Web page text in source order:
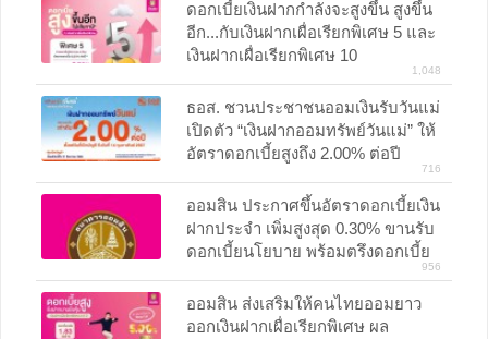
ดอกเบี้ยเงินฝากกำลังจะสูงขึ้น สูงขึ้น
อีก...กับเงินฝากเผื่อเรียกพิเศษ 5 และ
เงินฝากเผื่อเรียกพิเศษ 10
1,048
ธอส. ชวนประชาชนออมเงินรับวันแม่
เปิดตัว “เงินฝากออมทรัพย์วันแม่” ให้
อัตราดอกเบี้ยสูงถึง 2.00% ต่อปี
716
ออมสิน ประกาศขึ้นอัตราดอกเบี้ยเงิน
ฝากประจำ เพิ่มสูงสุด 0.30% ขานรับ
ดอกเบี้ยนโยบาย พร้อมตรึงดอกเบี้ย
เงินกู้ให้นานที่สุด เพื่อช่วยเหลือลูกค้า
รายย่อยและกลุ่มเปราะบาง
956
ออมสิน ส่งเสริมให้คนไทยออมยาว
ออกเงินฝากเผื่อเรียกพิเศษ ผล